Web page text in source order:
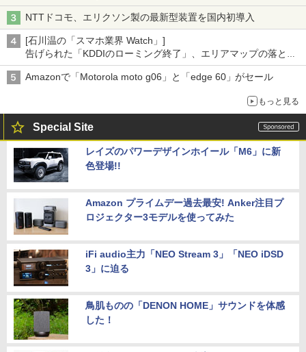
NTTドコモ、エリクソン製の最新型装置を国内初導入
[石川温の「スマホ業界 Watch」]
告げられた「KDDIのローミング終了」、エリアマップの落とし
穴と楽天モバイルの課題
Amazonで「Motorola moto g06」と「edge 60」がセール
もっと見る
Special Site
レイズのパワーデザインホイール「M6」に新
色登場!!
Amazon プライムデー過去最安! Anker注目プ
ロジェクター3モデルを使ってみた
iFi audio主力「NEO Stream 3」「NEO iDSD
3」に迫る
鳥肌ものの「DENON HOME」サウンドを体感
した！